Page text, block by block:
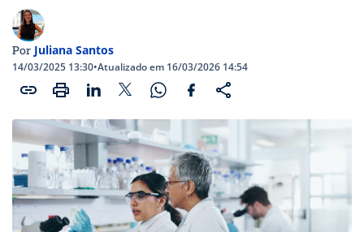
Por Juliana Santos
14/03/2025 13:30•Atualizado em 16/03/2026 14:54